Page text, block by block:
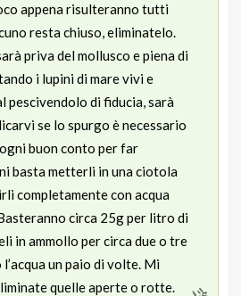
appena risulteranno tutti
resta chiuso, eliminatelo.
priva del mollusco e piena di
i lupini di mare vivi e
pescivendolo di fiducia, sarà
se lo spurgo è necessario
buon conto per far
basta metterli in una ciotola
completamente con acqua
circa 25g per litro di
in ammollo per circa due o tre
un paio di volte. Mi
quelle aperte o rotte.